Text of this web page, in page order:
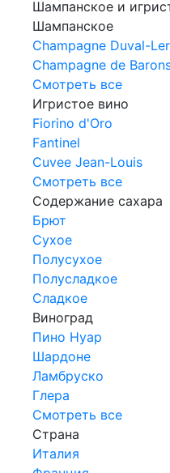
Шампанское и
Шампанское
Champagne Duval-
Champagne de
Смотреть все
Игристое вино
Fiorino d'Oro
Fantinel
Cuvee Jean-Louis
Смотреть все
Содержание сахара
Брют
Сухое
Полусухое
Полусладкое
Сладкое
Виноград
Пино Нуар
Шардоне
Ламбруско
Глера
Смотреть все
Страна
Италия